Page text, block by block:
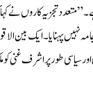
تجزیہ کاروں نے
پہنایا۔ایک بین
اور سیاسی طور پر اشرف